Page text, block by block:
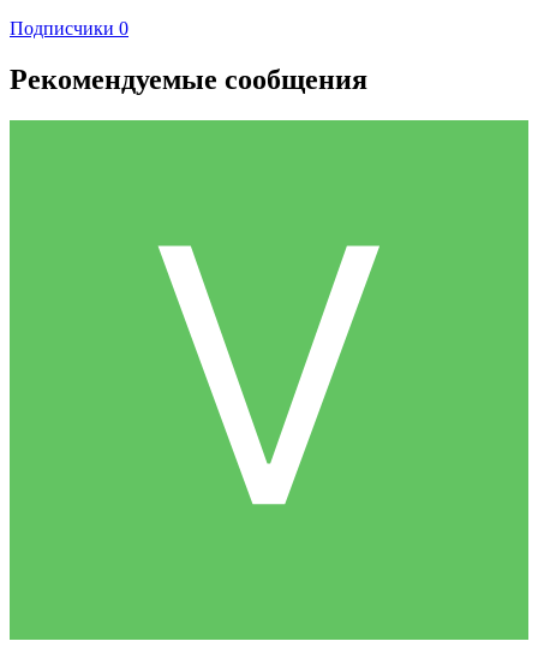
Подписчики 0
Рекомендуемые сообщения